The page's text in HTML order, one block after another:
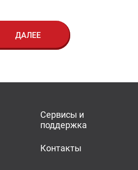
ДАЛЕЕ
Сервисы и
поддержка
Контакты